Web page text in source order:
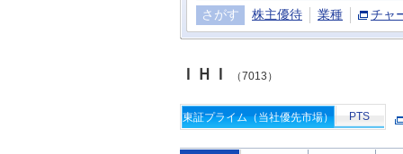
さがす 株主優待 業種 チャ
ＩＨＩ （7013）
東証プライム（当社優先市場） PTS